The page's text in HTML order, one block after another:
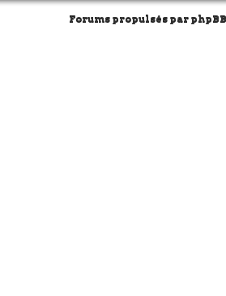
Forums propulsés par phpBB